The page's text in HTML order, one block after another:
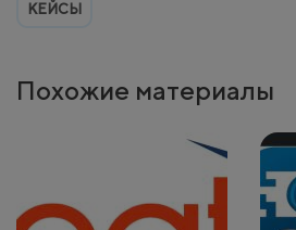
КЕЙСЫ
Похожие материалы